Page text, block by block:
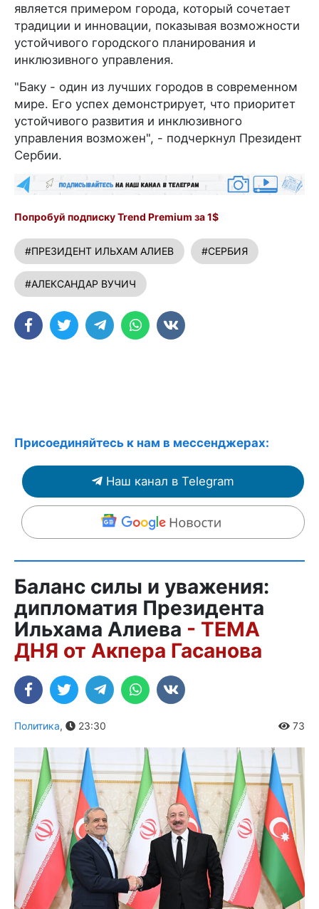
является примером города, который сочетает
традиции и инновации, показывая возможности
устойчивого городского планирования и
инклюзивного управления.
"Баку - один из лучших городов в современном
мире. Его успех демонстрирует, что приоритет
устойчивого развития и инклюзивного
управления возможен", - подчеркнул Президент
Сербии.
Попробуй подписку Trend Premium за 1$
#ПРЕЗИДЕНТ ИЛЬХАМ АЛИЕВ #СЕРБИЯ
#АЛЕКСАНДАР ВУЧИЧ
Присоединяйтесь к нам в мессенджерах:
Наш канал в Telegram
Баланс силы и уважения:
дипломатия Президента
Ильхама Алиева - ТЕМА
ДНЯ от Акпера Гасанова
Политика, 23:30 73